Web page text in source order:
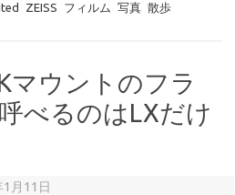
ZEISS フィルム 写真 散歩
マウントのフラ
べるのはLXだけ
月11日